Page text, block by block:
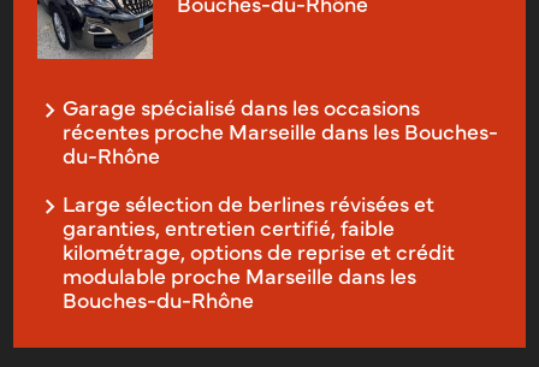
Garage spécialisé dans les occasions
récentes proche Marseille dans les Bouches-
du-Rhône
Large sélection de berlines révisées et
garanties, entretien certifié, faible
kilométrage, options de reprise et crédit
modulable proche Marseille dans les
Bouches-du-Rhône